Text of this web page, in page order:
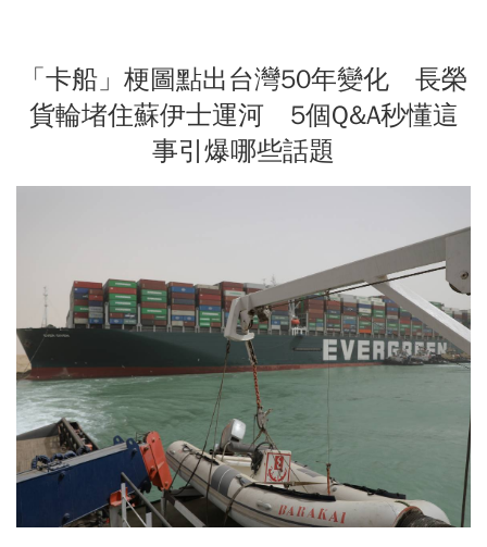
「卡船」梗圖點出台灣50年變化 長榮
貨輪堵住蘇伊士運河 5個Q&A秒懂這
事引爆哪些話題